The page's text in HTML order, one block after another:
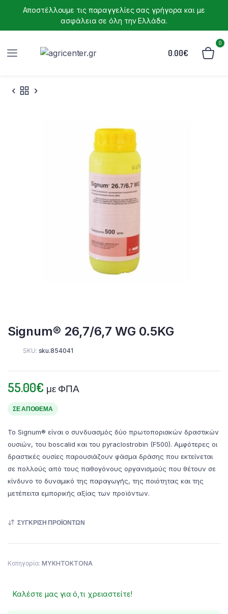
Αποστέλλουμε τις παραγγελίες σας γρήγορα και με
ασφάλεια σε όλη την Ελλάδα.
0.00€
0
Signum® 26,7/6,7 WG 0.5KG
SKU: sku.854041
55.00€ με ΦΠΑ
ΣΕ ΑΠΌΘΕΜΑ
Το Signum® είναι ο συνδυασμός δύο πρωτοποριακών δραστικών
ουσιών, του boscalid και του pyraclostrobin (F500). Αμφότερες οι
δραστικές ουσίες παρουσιάζουν φάσμα δράσης που εκτείνεται
σε πολλούς από τους παθογόνους οργανισμούς που θέτουν σε
κίνδυνο το δυναμικό της παραγωγής, της ποιότητας και της
μετέπειτα εμπορικής αξίας των προϊόντων.
ΣΎΓΚΡΙΣΗ ΠΡΟΪΌΝΤΩΝ
Κατηγορία: ΜΥΚΗΤΟΚΤΟΝΑ
Καλέστε μας για ό,τι χρειαστείτε!